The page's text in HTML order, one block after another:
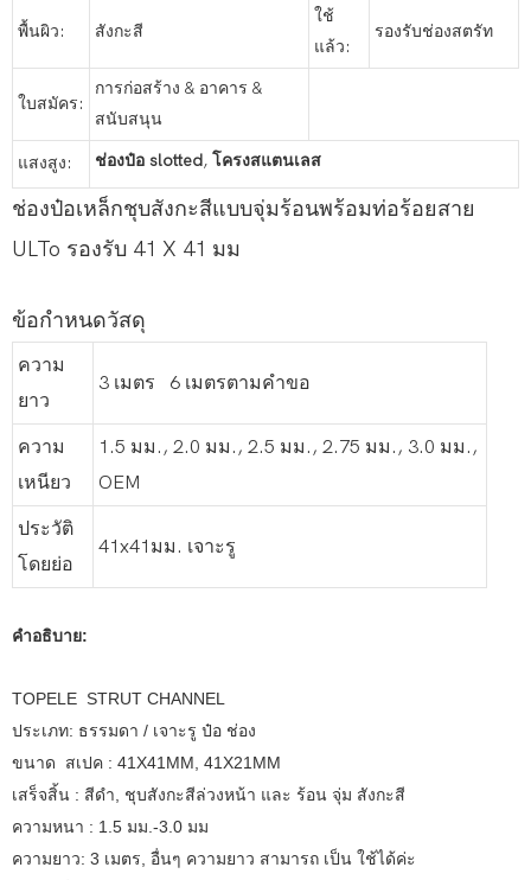
พื้นผิว: สังกะสี
ใช้
แล้ว:
รองรับช่องสตรัท
ใบสมัคร:
การก่อสร้าง & อาคาร &
สนับสนุน
แสงสูง: ช่องป๋อ slotted, โครงสแตนเลส
ช่องป๋อเหล็กชุบสังกะสีแบบจุ่มร้อนพร้อมท่อร้อยสาย
ULTo รองรับ 41 X 41 มม
ข้อกำหนดวัสดุ
ความ
ยาว
3 เมตร 6 เมตรตามคำขอ
ความ
เหนียว
1.5 มม., 2.0 มม., 2.5 มม., 2.75 มม., 3.0 มม.,
OEM
ประวัติ
โดยย่อ
41x41มม. เจาะรู
คำอธิบาย:
TOPELE STRUT CHANNEL
ประเภท: ธรรมดา / เจาะรู ป๋อ ช่อง
ขนาด สเปค : 41X41MM, 41X21MM
เสร็จสิ้น : สีดำ, ชุบสังกะสีล่วงหน้า และ ร้อน จุ่ม สังกะสี
ความหนา : 1.5 มม.-3.0 มม
ความยาว: 3 เมตร, อื่นๆ ความยาว สามารถ เป็น ใช้ได้ค่ะ